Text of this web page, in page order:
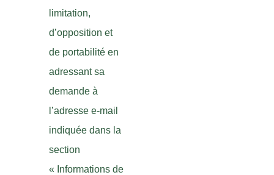
limitation,
d’opposition et
de portabilité en
adressant sa
demande à
l’adresse e-mail
indiquée dans la
section
« Informations de